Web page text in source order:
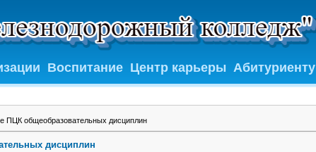
Воспитание Центр карьеры Абитуриенту
ПЦК общеобразовательных дисциплин
дисциплин